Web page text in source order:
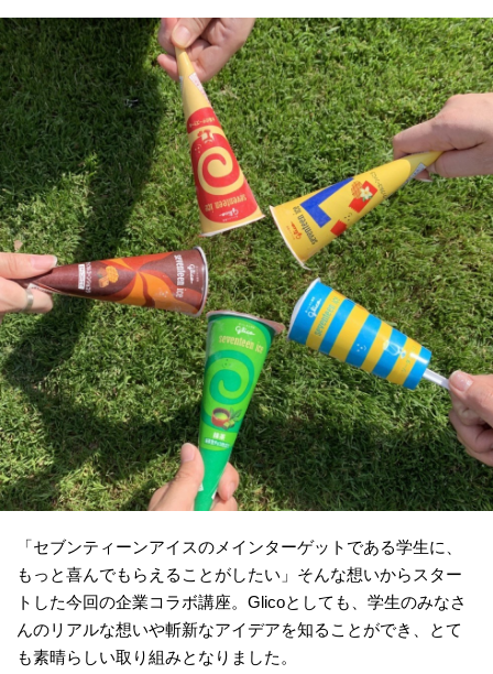
「セブンティーンアイスのメインターゲットである学生に、
もっと喜んでもらえることがしたい」そんな想いからスター
トした今回の企業コラボ講座。Glicoとしても、学生のみなさ
んのリアルな想いや斬新なアイデアを知ることができ、とて
も素晴らしい取り組みとなりました。